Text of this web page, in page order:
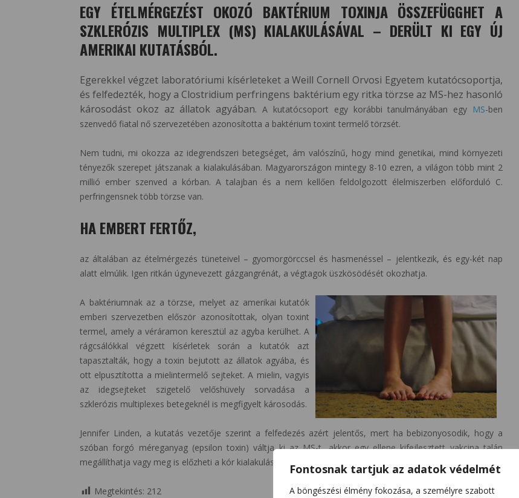
Fontosnak tartjuk az adatok védelmét
A böngészési élmény fokozása, a személyre szabott
EGY ÉTELMÉRGEZÉST OKOZÓ BAKTÉRIUM TOXINJA ÖSSZEFÜGGHET A
SZKLERÓZIS MULTIPLEX (MS) KIALAKULÁSÁVAL – DERÜLT KI EGY ÚJ
AMERIKAI KUTATÁSBÓL.
Egerekkel végzet laboratóriumi kísérleteket a Weill Cornell Orvosi Egyetem kutatócsoportja,
és felfedezték, hogy a Clostridium perfringens baktérium egy ritka törzse az MS-hez hasonló
károsodást okoz az állatok agyában. A kutatócsoport egy korábbi tanulmányában egy MS-ben
szenvedő fiatal nő szervezetében azonosította a baktérium toxint termelő törzsét.
Nem tudni, mi okozza az idegrendszeri betegséget, ám valószínű, hogy mind genetikai, mind környezeti
tényezők szerepet játszanak a kialakulásában. Magyarországon mintegy 8-10 ezren, a világon több mint 2
millió ember szenved a kórban. A talajban és a nem kellően feldolgozott élelmiszerben előforduló C.
perfringensnek több törzse van.
HA EMBERT FERTŐZ,
az általában az ételmérgezés tüneteivel – gyomorgörccsel és hasmenéssel – jelentkezik, és egy-két nap
alatt elmúlik. Igen ritkán úgynevezett gázgangrénát, a végtagok üszkösödését okozhatja.
A baktériumnak az a törzse, melyet az amerikai kutatók
emberi szervezetben először azonosítottak, olyan toxint
termel, amely a véráramon keresztül az agyba kerülhet. A
rágcsálókkal végzett kísérletek során a kutatók azt
tapasztalták, hogy a toxin bejutott az állatok agyába, és
ott elpusztította a mielintermelő sejteket. A mielin, vagyis
az idegsejteket szigetelő velőshüvely sorvadása a
szklerózis multiplexes betegeknél is megfigyelt károsodás.
Jennifer Linden, a kutatás vezetője szerint a felfedezés azért jelentős, mert ha bebizonyosodik, hogy a
szóban forgó méreganyag (epsilon toxin) váltja ki az MS-t, akkor egy ellene kifejlesztett vakcina talán
megállíthatja vagy meg is előzheti a kór kialakulását.
Megtekintés: 212